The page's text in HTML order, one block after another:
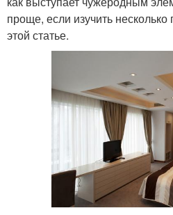
проще, если изучить
этой статье.